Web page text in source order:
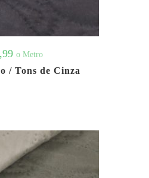
o Metro
/ Tons de Cinza